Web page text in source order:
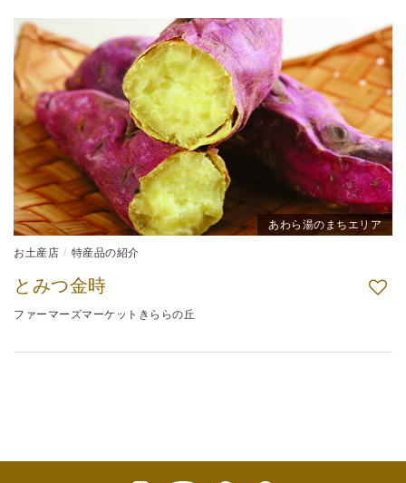
あわら湯のまちエリア
お土産店 特産品の紹介
とみつ金時
ファーマーズマーケットきららの丘